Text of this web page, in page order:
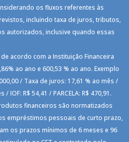
os fluxos referentes às
incluindo taxa de juros, tributos,
autorizados, inclusive quando essas
acordo com a Instituição Financeira
ao ano e 600,53 % ao ano. Exemplo
/ Taxa de juros: 17,61 % ao mês /
IOF: R$ 54,41 / PARCELA: R$ 470,91.
financeiros são normatizados
empréstimos pessoais de curto prazo,
os prazos mínimos de 6 meses e 96